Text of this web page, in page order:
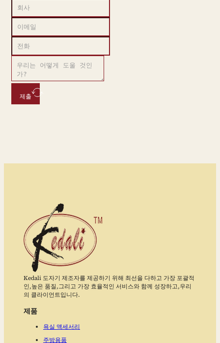
제출
Kedali 도자기 제조자를 제공하기 위해 최선을 다하고 가장 포괄적
인,높은 품질,그리고 가장 효율적인 서비스와 함께 성장하고,우리
의 클라이언트입니다.
제품
욕실 액세서리
주방용품